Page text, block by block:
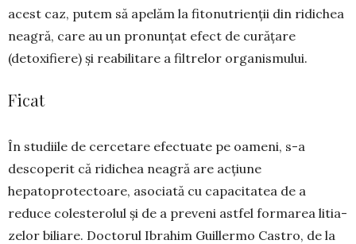
acest caz, putem să apelăm la fitonutrienții din ridichea
neagră, care au un pronunțat efect de curățare
(detoxifiere) și reabilitare a filtrelor organismului.
Ficat
În studiile de cercetare efectuate pe oameni, s-a
descoperit că ridichea neagră are acțiune
hepatoprotectoare, asociată cu capacitatea de a
reduce colesterolul și de a preveni astfel formarea litia­
zelor biliare. Doctorul Ibrahim Guillermo Castro, de la